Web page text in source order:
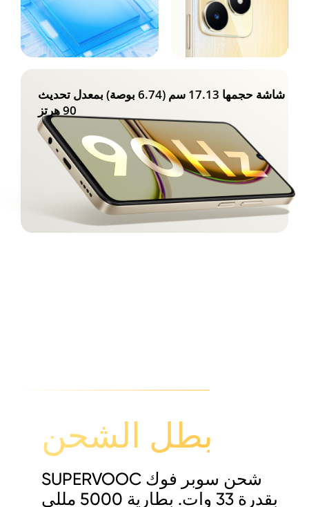
شاشة حجمها 17.13 سم (6.74 بوصة) بمعدل تحديث
90 هرتز
بطل الشحن
شحن سوبر فوك SUPERVOOC
بقدرة 33 وات. بطارية 5000 مللي